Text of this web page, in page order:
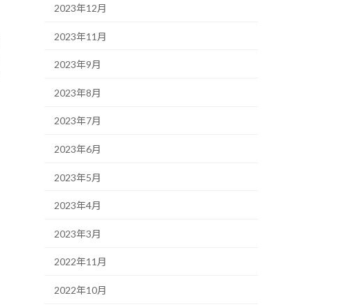
2023年12月
2023年11月
2023年9月
2023年8月
2023年7月
2023年6月
2023年5月
2023年4月
2023年3月
2022年11月
2022年10月